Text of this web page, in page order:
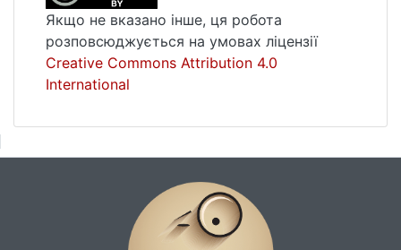
Якщо не вказано інше, ця робота
розповсюджується на умовах ліцензії
Creative Commons Attribution 4.0
International